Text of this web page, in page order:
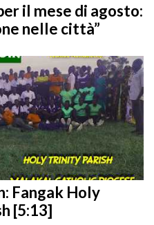
il mese di agosto:
nelle città”
Fangak Holy
[5:13]